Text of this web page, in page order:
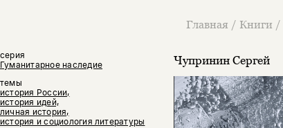
Главная / Книги /
серия
Гуманитарное наследие
темы
история России,
история идей,
личная история,
история и социология литературы
Чупринин Сергей